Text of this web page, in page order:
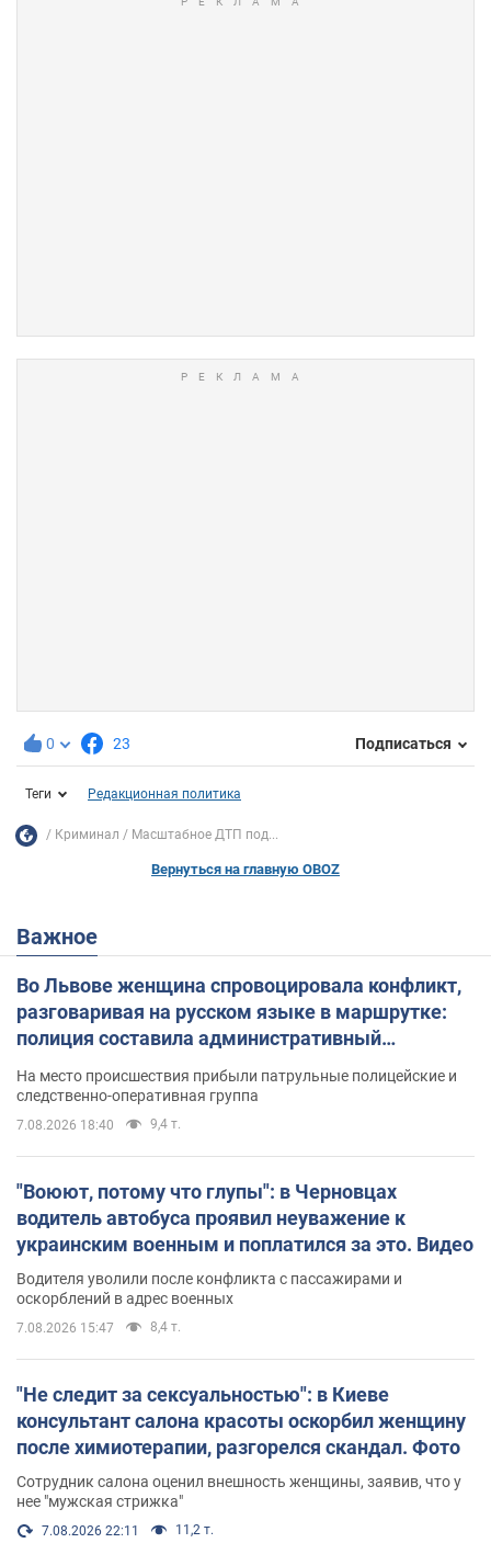
0 23 Подписаться
Теги Редакционная политика
Криминал Масштабное ДТП под...
Вернуться на главную OBOZ
Важное
Во Львове женщина спровоцировала конфликт,
разговаривая на русском языке в маршрутке:
полиция составила административный
На место происшествия прибыли патрульные полицейские и
следственно-оперативная группа
7.08.2026 18:40 9,4 т.
"Воюют, потому что глупы": в Черновцах
водитель автобуса проявил неуважение к
украинским военным и поплатился за это. Видео
Водителя уволили после конфликта с пассажирами и
оскорблений в адрес военных
7.08.2026 15:47 8,4 т.
"Не следит за сексуальностью": в Киеве
консультант салона красоты оскорбил женщину
после химиотерапии, разгорелся скандал. Фото
Сотрудник салона оценил внешность женщины, заявив, что у
нее "мужская стрижка"
7.08.2026 22:11 11,2 т.